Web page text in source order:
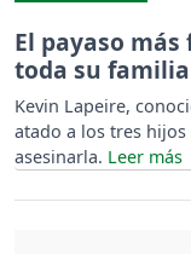
El payaso
toda su
Kevin Lapeire,
atado a los tres
asesinarla.